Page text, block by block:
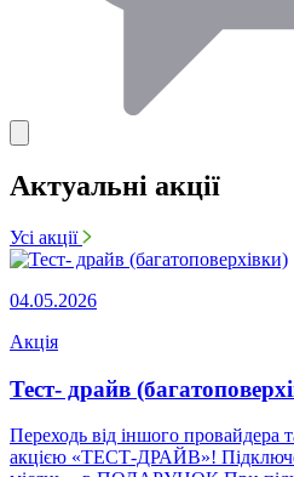
Актуальні акції
Усі акції
04.05.2026
Акція
Тест- драйв
Переходь від іншого провайдера
акцією «ТЕСТ-ДРАЙВ»!